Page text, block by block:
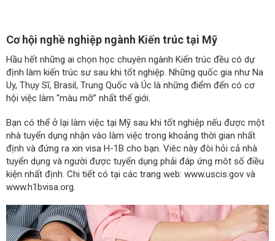
Cơ hội nghề nghiệp ngành Kiến trúc tại Mỹ
Hầu hết những ai chọn học chuyên ngành Kiến trúc đều có dự
định làm kiến trúc sư sau khi tốt nghiệp. Những quốc gia như Na
Uy, Thụy Sĩ, Brasil, Trung Quốc và Úc là những điểm đến có cơ
hội việc làm “màu mỡ” nhất thế giới.
Bạn có thể ở lại làm việc tại Mỹ sau khi tốt nghiệp nếu được một
nhà tuyển dụng nhận vào làm việc trong khoảng thời gian nhất
định và đứng ra xin visa H-1B cho bạn. Viêc này đòi hỏi cả nhà
tuyển dụng và người được tuyển dụng phải đáp ứng môt số điều
kiện nhất định. Chi tiết có tại các trang web: www.uscis.gov và
www.h1bvisa.org.